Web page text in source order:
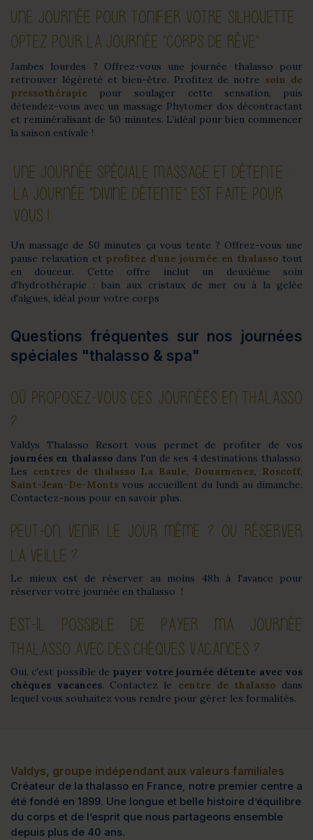
UNE JOURNÉE POUR TONIFIER VOTRE SILHOUETTE :
OPTEZ POUR LA JOURNÉE "CORPS DE RÊVE"
Jambes lourdes ? Offrez-vous une journée thalasso pour
retrouver légèreté et bien-être. Profitez de notre soin de
pressothérapie pour soulager cette sensation, puis
détendez-vous avec un massage Phytomer dos décontractant
et reminéralisant de 50 minutes. L’idéal pour bien commencer
la saison estivale !
UNE JOURNÉE SPÉCIALE MASSAGE ET DÉTENTE :
LA JOURNÉE "DIVINE DÉTENTE" EST FAITE POUR
VOUS !
Un massage de 50 minutes ça vous tente ? Offrez-vous une
pause relaxation et profitez d'une journée en thalasso tout
en douceur. Cette offre inclut un deuxième soin
d'hydrothérapie : bain aux cristaux de mer ou à la gelée
d'algues, idéal pour votre corps
Questions fréquentes sur nos journées
spéciales "thalasso & spa"
OÙ PROPOSEZ-VOUS CES JOURNÉES EN THALASSO
?
Valdys Thalasso Resort vous permet de profiter de vos
journées en thalasso dans l'un de ses 4 destinations thalasso.
Les centres de thalasso La Baule, Douarnenez, Roscoff,
Saint-Jean-De-Monts vous accueillent du lundi au dimanche.
Contactez-nous pour en savoir plus.
PEUT-ON VENIR LE JOUR MÊME ? OU RÉSERVER
LA VEILLE ?
Le mieux est de réserver au moins 48h à l'avance pour
réserver votre journée en thalasso !
EST-IL POSSIBLE DE PAYER MA JOURNÉE
THALASSO AVEC DES CHÈQUES VACANCES ?
Oui, c'est possible de payer votre journée détente avec vos
chèques vacances. Contactez le centre de thalasso dans
lequel vous souhaitez vous rendre pour gérer les formalités.
Valdys, groupe indépendant aux valeurs familiales
Créateur de la thalasso en France, notre premier centre a
été fondé en 1899. Une longue et belle histoire d’équilibre
du corps et de l’esprit que nous partageons ensemble
depuis plus de 40 ans.